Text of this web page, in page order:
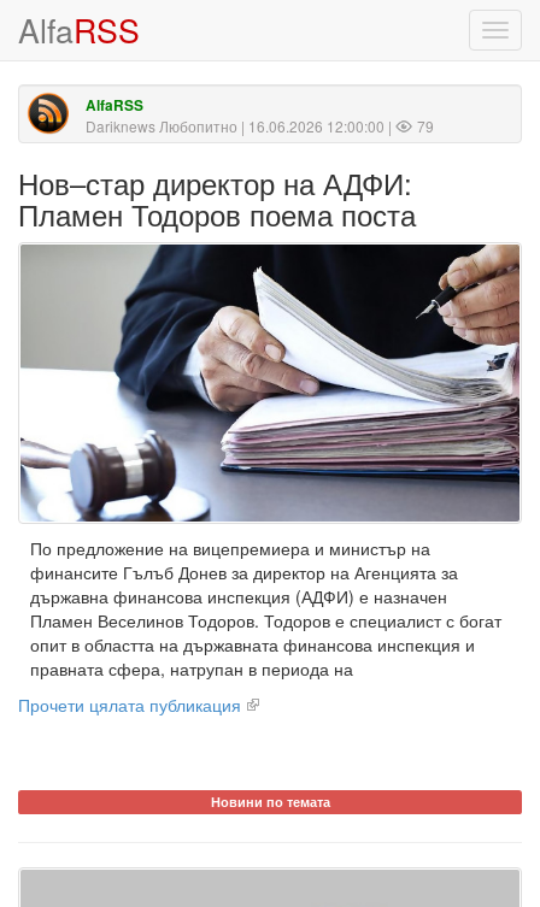
AlfaRSS
AlfaRSS
Dariknews Любопитно | 16.06.2026 12:00:00 | 79
Нов–стар директор на АДФИ:
Пламен Тодоров поема поста
По предложение на вицепремиера и министър на
финансите Гълъб Донев за директор на Агенцията за
държавна финансова инспекция (АДФИ) е назначен
Пламен Веселинов Тодоров. Тодоров е специалист с богат
опит в областта на държавната финансова инспекция и
правната сфера, натрупан в периода на
Прочети цялата публикация
Новини по темата